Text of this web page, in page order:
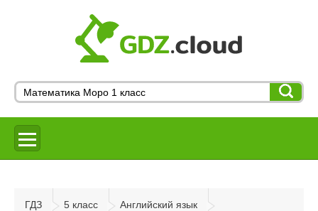
ГДЗ 5 класс Английский язык